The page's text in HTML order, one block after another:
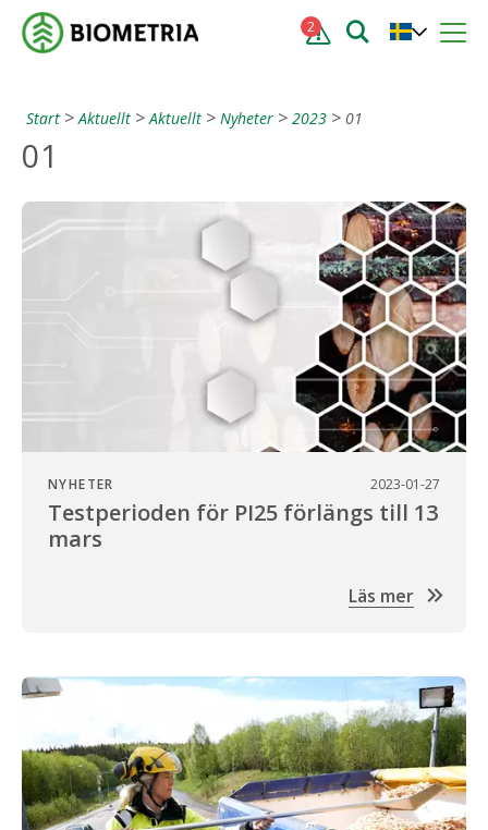
2
Start Aktuellt Aktuellt Nyheter 2023 01
01
NYHETER 2023-01-27
Testperioden för PI25 förlängs till 13
mars
Läs mer